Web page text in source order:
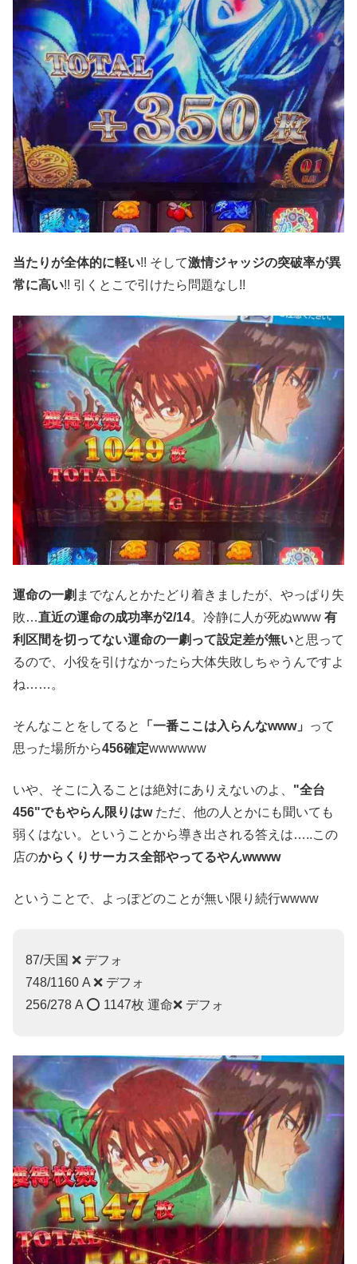
当たりが全体的に軽い!! そして激情ジャッジの突破率が異
常に高い!! 引くとこで引けたら問題なし!!
運命の一劇 までなんとかたどり着きましたが、やっぱり失
敗…直近の運命の成功率が2/14。冷静に人が死ぬwww 有
利区間を切ってない運命の一劇って設定差が無いと思って
るので、小役を引けなかったら大体失敗しちゃうんですよ
ね……。
そんなことをしてると 「一番ここは入らんなwww」
って
思った場所から456確定wwwwww
いや、そこに入ることは絶対にありえないのよ、 "全台
456"でもやらん限りはwただ、他の人とかにも聞いても
弱くはない。ということから導き出される答えは…..この
店のからくりサーカス全部やってるやんwwww
ということで、よっぽどのことが無い限り続行wwww
87/天国 ❌ デフォ
748/1160 A ❌ デフォ
256/278 A ⭕️ 1147枚 運命❌ デフォ